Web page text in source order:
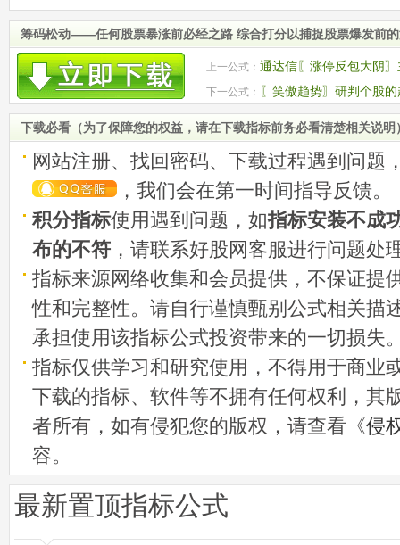
筹码松动——任何股票暴涨前必经之路 综合打分以捕捉股票爆发前
上一公式： 通达信〖涨停反包大阴
下一公式： 〖笑傲趋势〗研判个股
线买卖点 源码
下载必看（为了保障您的权益，请在下载指标前务必看清楚相关说明
网站注册、找回密码、下载过程遇到问题
，我们会在第一时间指导反馈。
积分指标使用遇到问题，如指标安装不成
布的不符 ，请联系好股网客服进行问题处
指标来源网络收集和会员提供，不保证提
性和完整性。请自行谨慎甄别公式相关描
承担使用该指标公式投资带来的一切损失
指标仅供学习和研究使用，不得用于商业
下载的指标、软件等不拥有任何权利，其
者所有，如有侵犯您的版权，请查看《侵
容。
最新置顶指标公式